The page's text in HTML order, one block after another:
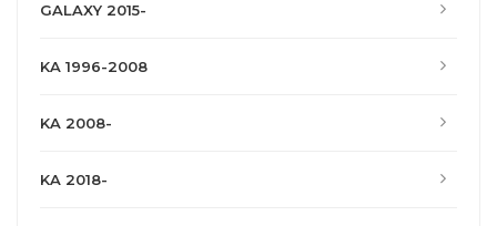
GALAXY 2015-
KA 1996-2008
KA 2008-
KA 2018-